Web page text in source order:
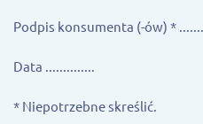
Podpis konsumenta (-ów) *
Data ..............
* Niepotrzebne skreślić.